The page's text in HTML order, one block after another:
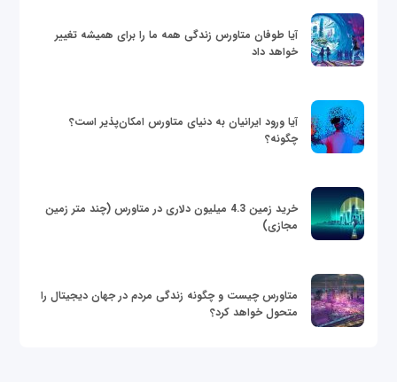
آیا طوفان متاورس زندگی همه ما را برای همیشه تغییر
خواهد داد
آیا ورود ایرانیان به دنیای متاورس امکان‌پذیر است؟
چگونه؟
خرید زمین 4.3 میلیون دلاری در متاورس (چند متر زمین
مجازی)
متاورس چیست و چگونه زندگی مردم در جهان دیجیتال را
متحول خواهد کرد؟